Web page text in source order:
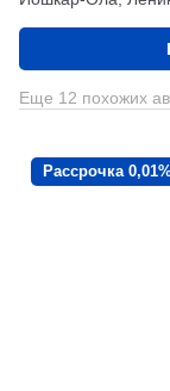
Еще 12 похожих
Рассрочка